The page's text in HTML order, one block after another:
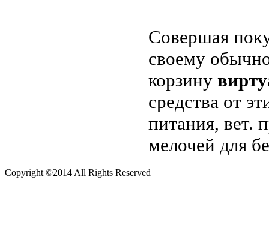
Совершая
своему
корзину
средства от
питания, вет.
мелочей для
Copyright ©2014 All Rights Reserved